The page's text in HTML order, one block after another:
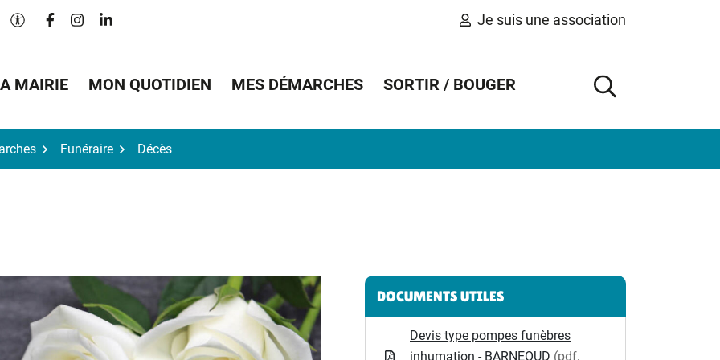
Paramètres d'accessibilité
Lien vers le compte Facebook
Lien vers le compte Instagram
Lien vers le compte Linkedin Je suis une association
MAIRIE MON QUOTIDIEN MES DÉMARCHES SORTIR / BOUGER
AFFICHER
Funéraire Décès
Informations complémentaires
DOCUMENTS UTILES
Devis type pompes funèbres
inhumation - BARNEOUD (pdf,